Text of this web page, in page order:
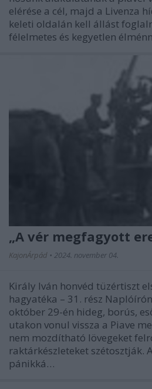
elérése a cél, majd a Livenza
keleti oldalán kell állást
félelmetes és kegyetlen
„A vér megfagyott
KajonÁrpád • 2024. november 04.
Király Iván honvéd tüzértiszt
hagyatéka – 31. rész
október 29-én hideg, borús,
utakon vonul vissza a Piave
nem mozdítható lövegeket
raktárkészleteket szétosztják.
pánikká…